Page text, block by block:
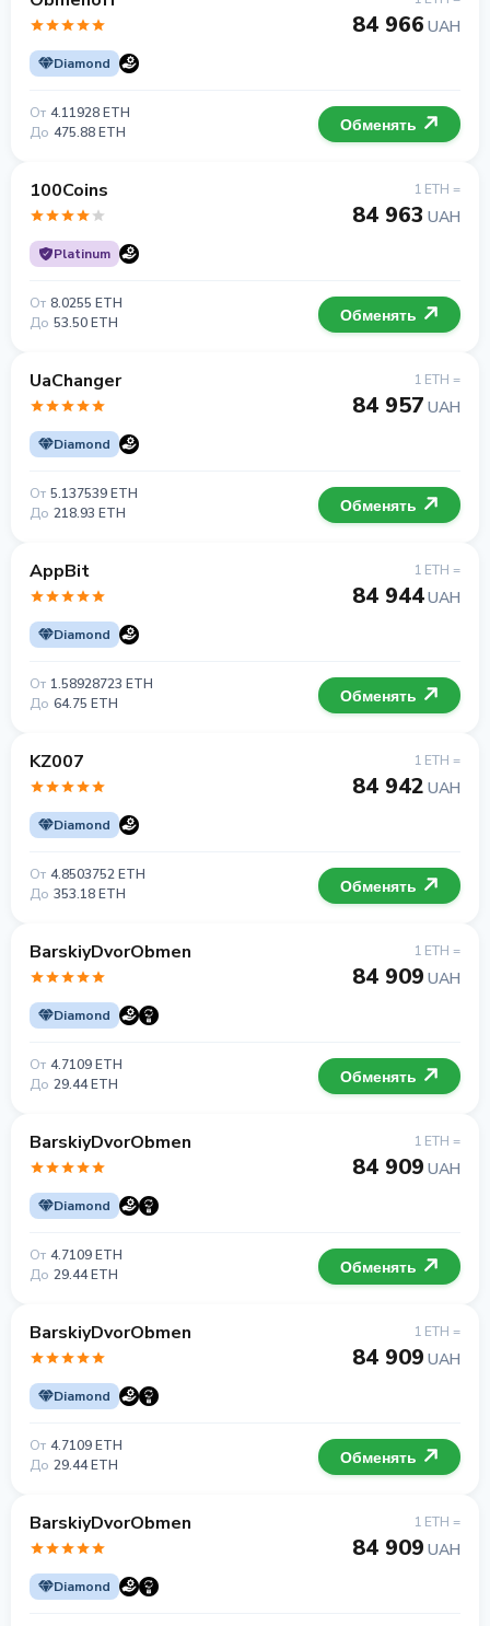
Diamond
84 966 UAH
От 4.11928 ETH
До 475.88 ETH Обменять
100Coins
Platinum
1 ETH =
84 963 UAH
От 8.0255 ETH
До 53.50 ETH Обменять
UaChanger
Diamond
1 ETH =
84 957 UAH
От 5.137539 ETH
До 218.93 ETH Обменять
AppBit
Diamond
1 ETH =
84 944UAH
От 1.58928723 ETH
До 64.75 ETH Обменять
KZ007
Diamond
1 ETH =
84 942 UAH
От 4.8503752 ETH
До 353.18 ETH Обменять
BarskiyDvorObmen
Diamond
1 ETH =
84 909 UAH
От 4.7109 ETH
До 29.44 ETH Обменять
BarskiyDvorObmen
Diamond
1 ETH =
84 909 UAH
От 4.7109 ETH
До 29.44 ETH Обменять
BarskiyDvorObmen
Diamond
1 ETH =
84 909 UAH
От 4.7109 ETH
До 29.44 ETH Обменять
BarskiyDvorObmen
Diamond
1 ETH =
84 909 UAH